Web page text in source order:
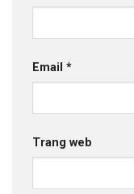
Email *
Trang web